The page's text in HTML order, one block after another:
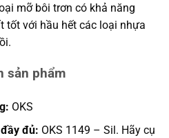
mỡ bôi trơn có khả năng
tốt với hầu hết các loại nhựa
sản phẩm
OKS
đủ: OKS 1149 – Sil. Hãy cụ